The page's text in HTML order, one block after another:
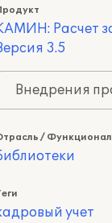
Расчет
3.5
Внедрения
/
учет